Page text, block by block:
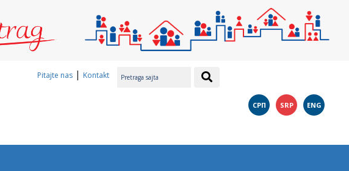
Pitajte nas| Kontakt
СРП SRP ENG